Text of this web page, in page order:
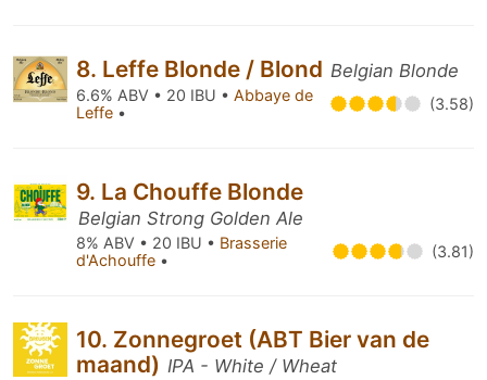
8. Leffe Blonde / Blond Belgian Blonde
6.6% ABV • 20 IBU • Abbaye de
Leffe • (3.58)
9. La Chouffe Blonde
Belgian Strong Golden Ale
8% ABV • 20 IBU • Brasserie
d'Achouffe • (3.81)
10. Zonnegroet (ABT Bier van de
maand) IPA - White / Wheat